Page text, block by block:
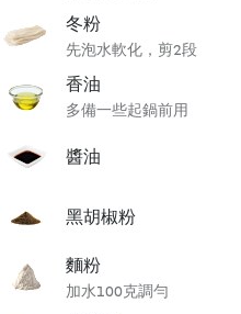
冬粉
先泡水軟化，剪2段
香油
多備一些起鍋前用
醬油
黑胡椒粉
麵粉
加水100克調勻